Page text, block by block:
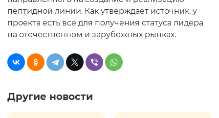
пептидной линии. Как утверждает источник, у
проекта есть все для получения статуса лидера
на отечественном и зарубежных рынках.
Другие новости